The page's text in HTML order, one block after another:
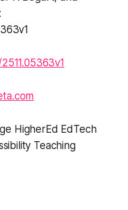
HigherEd EdTech
Teaching